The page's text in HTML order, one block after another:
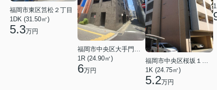
福岡市東区筥松２丁目
1DK (31.50㎡)
5.3万円
福岡市中央区大手門３丁目
1R (24.90㎡)
6万円
1K (24.75㎡)
5.2万円